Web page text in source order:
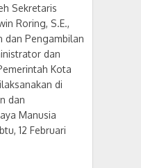
Sekretaris
Roring, S.E.,
dan Pengambilan
dan
Kota
di
dan
Manusia
12 Februari